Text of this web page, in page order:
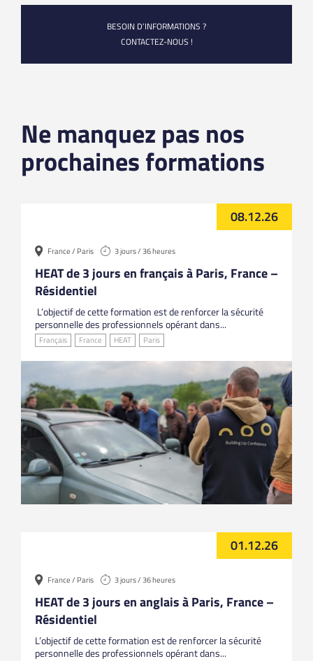
BESOIN D’INFORMATIONS ?
CONTACTEZ-NOUS !
Ne manquez pas nos
prochaines formations
08.12.26
France / Paris 3 jours / 36 heures
HEAT de 3 jours en français à Paris, France –
Résidentiel
L’objectif de cette formation est de renforcer la sécurité
personnelle des professionnels opérant dans...
Français France HEAT Paris
01.12.26
France / Paris 3 jours / 36 heures
HEAT de 3 jours en anglais à Paris, France –
Résidentiel
L’objectif de cette formation est de renforcer la sécurité
personnelle des professionnels opérant dans...